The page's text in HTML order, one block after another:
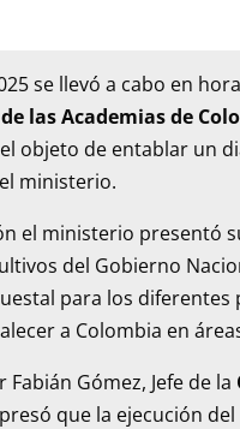
se llevó a cabo en
las Academias de
objeto de entablar un
ministerio.
el ministerio presentó
del Gobierno
para los
a Colombia en
Fabián Gómez, Jefe de la
que la ejecución